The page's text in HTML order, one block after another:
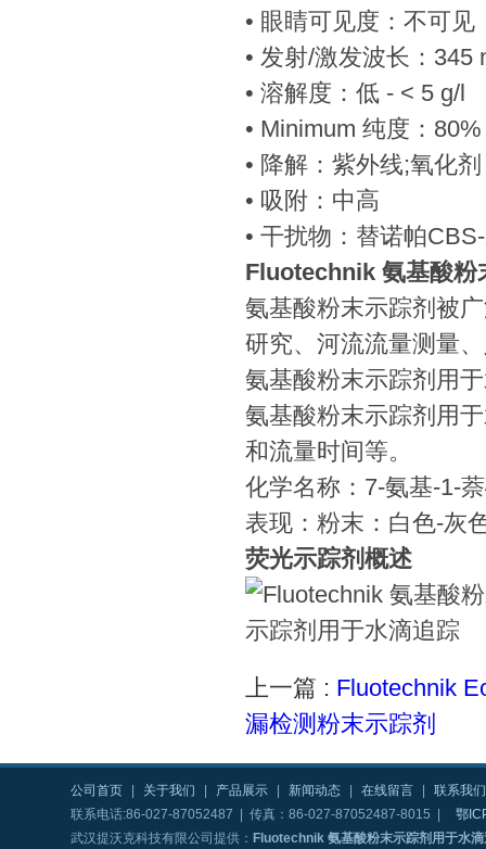
• 眼睛可见度：不可见
• 发射/激发波长：345
• 溶解度：低 - < 5 g/l
• Minimum 纯度：80%
• 降解：紫外线;氧化剂
• 吸附：中高
• 干扰物：替诺帕
Fluotechnik 氨基酸粉
氨基酸粉末示踪剂被
研究、河流流量测量
氨基酸粉末示踪剂用
氨基酸粉末示踪剂用
和流量时间等。
化学名称：7-氨基-1-
表现：粉末：白色-灰
荧光示踪剂概述
上一篇 : Fluotechnik
漏检测粉末示踪剂
公司首页 关于我们 产品展示 新闻动态 在线留言
联系我们
联系电话:86-027-87052487 | 传真：86-027-87052487-8015 |
鄂
武汉提沃克科技有限公司提供： Fluotechnik 氨基酸粉末示踪剂用于水